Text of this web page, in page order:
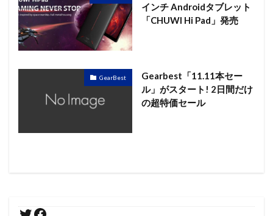
インチ Androidタブレット
「CHUWI Hi Pad」発売
GearBest
Gearbest「11.11本セー
ル」がスタート! 2日間だけ
の超特価セール